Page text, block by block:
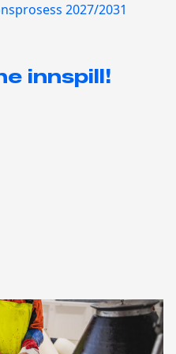
2027/2031
innspill!